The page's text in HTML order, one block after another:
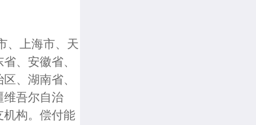
、上海市、天
、安徽省、
、湖南省、
维吾尔自治
机构。偿付能